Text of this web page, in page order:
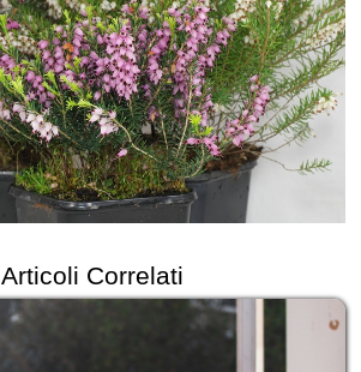
Articoli Correlati